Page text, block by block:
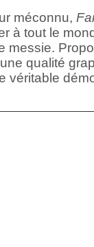
méconnu,
à tout le
messie.
qualité
véritable